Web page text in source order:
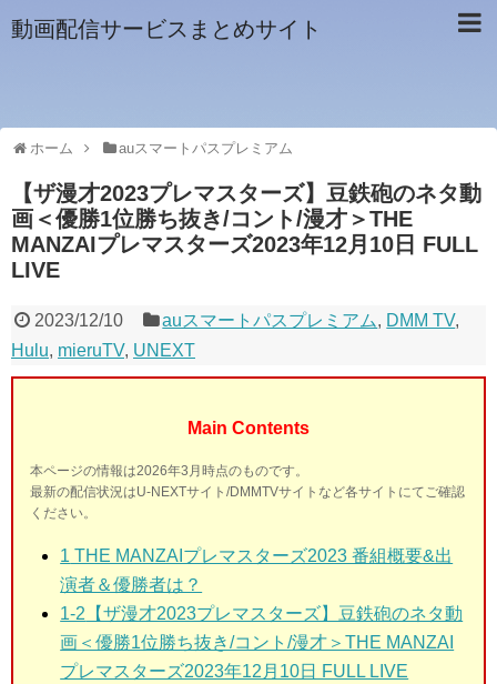
動画配信サービスまとめサイト
ホーム auスマートパスプレミアム
【ザ漫才2023プレマスターズ】豆鉄砲のネタ動
画＜優勝1位勝ち抜き/コント/漫才＞THE
MANZAIプレマスターズ2023年12月10日 FULL
LIVE
2023/12/10 auスマートパスプレミアム, DMM TV,
Hulu, mieruTV, UNEXT
Main Contents
本ページの情報は2026年3月時点のものです。
最新の配信状況はU-NEXTサイト/DMMTVサイトなど各サイトにてご確認
ください。
1 THE MANZAIプレマスターズ2023 番組概要&出
演者＆優勝者は？
1-2 【ザ漫才2023プレマスターズ】豆鉄砲のネタ動
画＜優勝1位勝ち抜き/コント/漫才＞THE MANZAI
プレマスターズ2023年12月10日 FULL LIVE